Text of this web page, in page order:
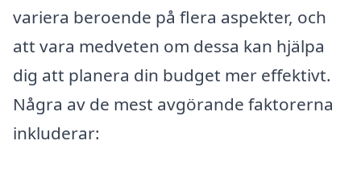
variera beroende på flera aspekter, och
att vara medveten om dessa kan hjälpa
dig att planera din budget mer effektivt.
Några av de mest avgörande faktorerna
inkluderar: